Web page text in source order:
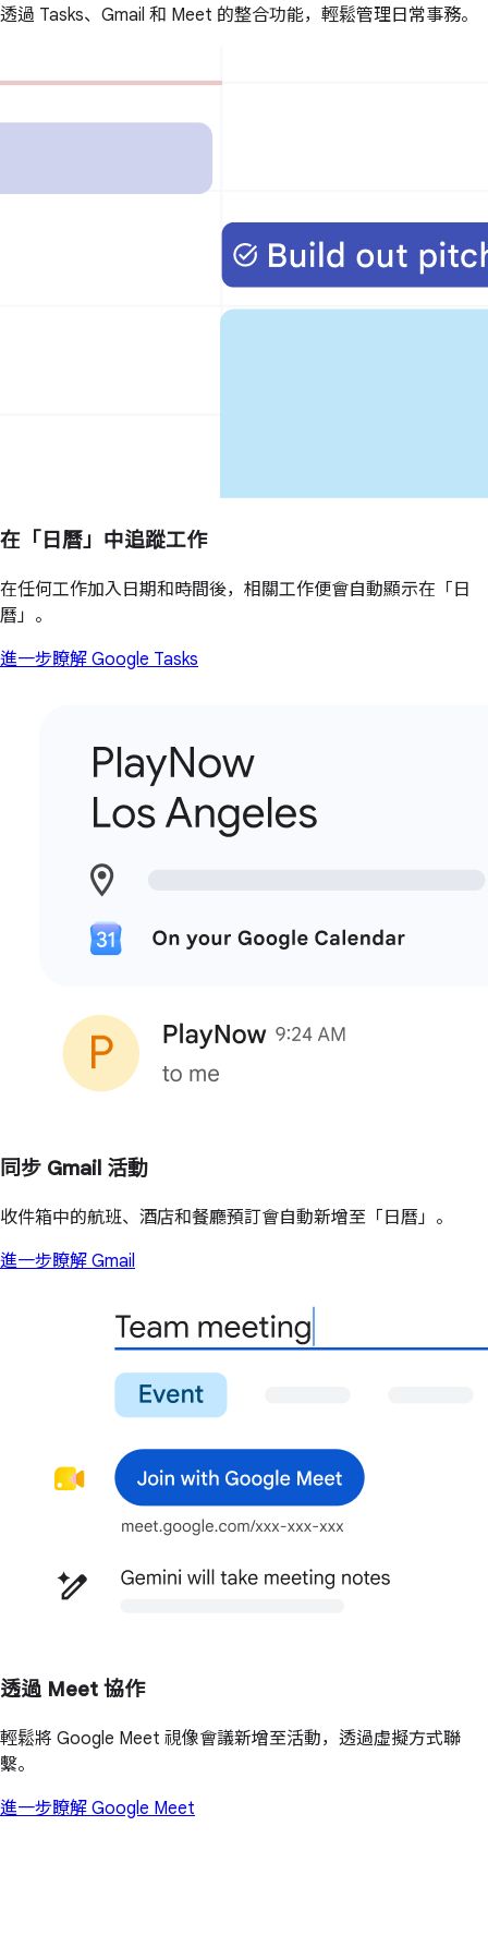
透過 Tasks、Gmail 和 Meet 的整合功能，輕鬆管理日常事務。
在「日曆」中追蹤工作
在任何工作加入日期和時間後，相關工作便會自動顯示在「日
曆」。
進一步瞭解 Google Tasks
同步 Gmail 活動
收件箱中的航班、酒店和餐廳預訂會自動新增至「日曆」。
進一步瞭解 Gmail
透過 Meet 協作
輕鬆將 Google Meet 視像會議新增至活動，透過虛擬方式聯
繫。
進一步瞭解 Google Meet